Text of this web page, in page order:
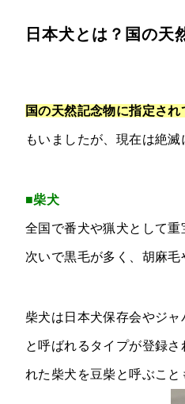
日本犬とは？国の天
国の天然記念物に指定さ
もいましたが、現在は絶
■柴犬
全国で番犬や猟犬として
次いで黒毛が多く、胡麻毛
柴犬は日本犬保存会やジ
と呼ばれるタイプが登録
れた柴犬を豆柴と呼ぶこと